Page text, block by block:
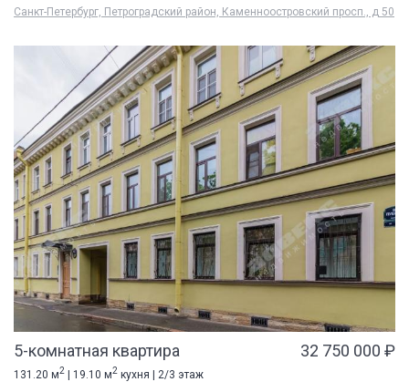
Санкт-Петербург, Петроградский район, Каменноостровский просп., д 50
5-комнатная квартира 32 750 000 ₽
131.20 м2 | 19.10 м2 кухня | 2/3 этаж